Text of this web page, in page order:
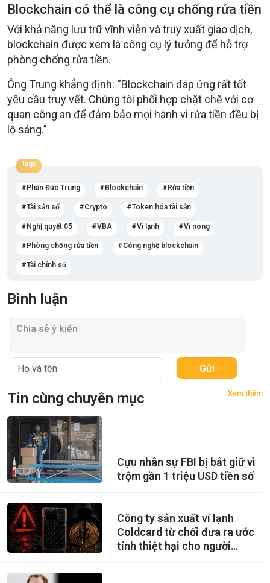
Blockchain có thể là công cụ chống rửa tiền
Với khả năng lưu trữ vĩnh viễn và truy xuất giao dịch,
blockchain được xem là công cụ lý tưởng để hỗ trợ
phòng chống rửa tiền.
Ông Trung khẳng định: “Blockchain đáp ứng rất tốt
yêu cầu truy vết. Chúng tôi phối hợp chặt chẽ với cơ
quan công an để đảm bảo mọi hành vi rửa tiền đều bị
lộ sáng.”
Tags
Phan Đức Trung Blockchain Rửa tiền
Tài sản số Crypto Token hóa tài sản
Nghị quyết 05 VBA Ví lạnh Ví nóng
Phòng chống rửa tiền Công nghệ blockchain
Tài chính số
Bình luận
Gửi
Tin cùng chuyên mục Xem thêm
Cựu nhân sự FBI bị bắt giữ vì
trộm gần 1 triệu USD tiền số
Công ty sản xuất ví lạnh
Coldcard từ chối đưa ra ước
tính thiệt hại cho người